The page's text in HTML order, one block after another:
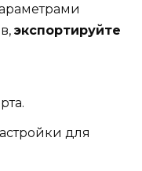
экспортируйте
для